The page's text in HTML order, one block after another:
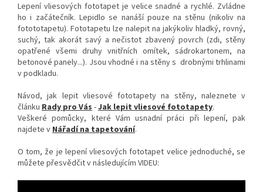
Lepení vliesových fototapet je velice snadné a rychlé. Zvládne
ho i začátečník. Lepidlo se nanáší pouze na stěnu (nikoliv na
fotototapetu). Fototapetu lze nalepit na jakýkoliv hladký, rovný,
suchý, tak akorát savý a nečistot zbavený povrch (zdi, stěny
opatřené všemi druhy vnitřních omítek, sádrokartonem, na
betonové panely...). Jsou vhodné i na stěny s drobnými trhlinami
v podkladu.
Návod, jak lepit vliesové fototapety na stěny, naleznete v
článku Rady pro Vás-Jak lepit vliesové fototapety.
Veškeré pomůcky, které Vám usnadní práci při lepení, pak
najdete vNářadí na tapetování.
O tom, že je lepení vliesových fototapet velice jednoduché, se
můžete přesvědčit v následujícím VIDEU: